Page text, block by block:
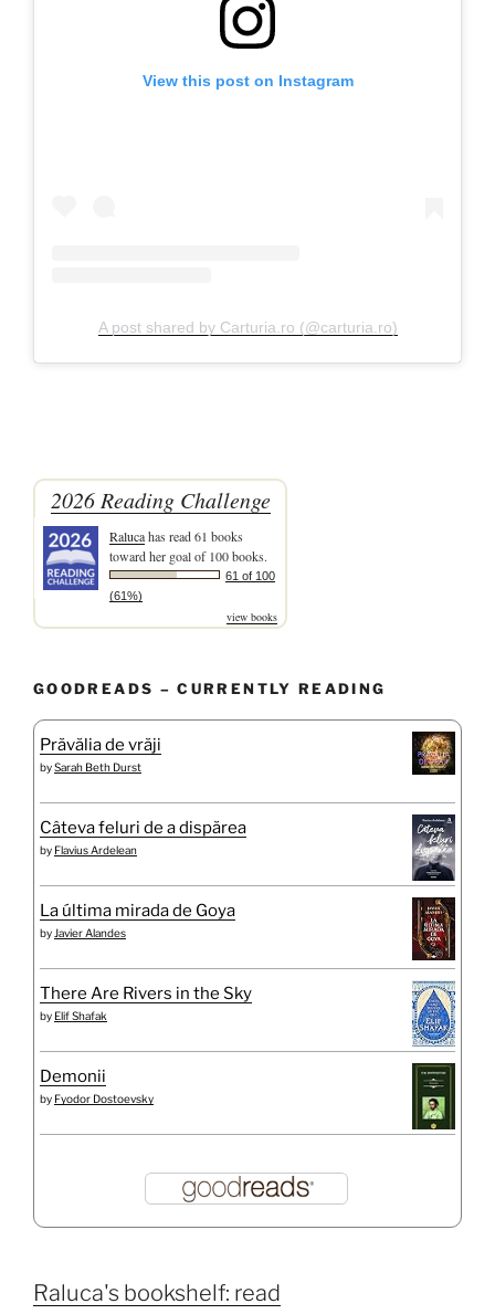
View this post on Instagram
A post shared by Carturia.ro (@carturia.ro)
2026 Reading Challenge
Ralucahas read 61 books
toward her goal of 100 books.
61 of 100
(61%)
view books
GOODREADS – CURRENTLY READING
Prăvălia de vrăji
bySarah Beth Durst
Câteva feluri de a dispărea
by Flavius Ardelean
La última mirada de Goya
by Javier Alandes
There Are Rivers in the Sky
by Elif Shafak
Demonii
by Fyodor Dostoevsky
Raluca's bookshelf: read